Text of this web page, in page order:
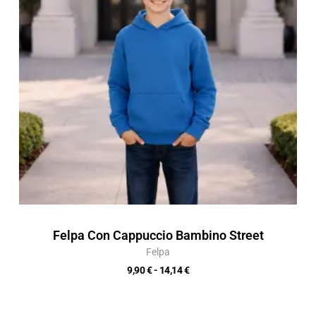
Felpa Con Cappuccio Bambino Street
Felpa
9,90€- 14,14€
a
14,14 €